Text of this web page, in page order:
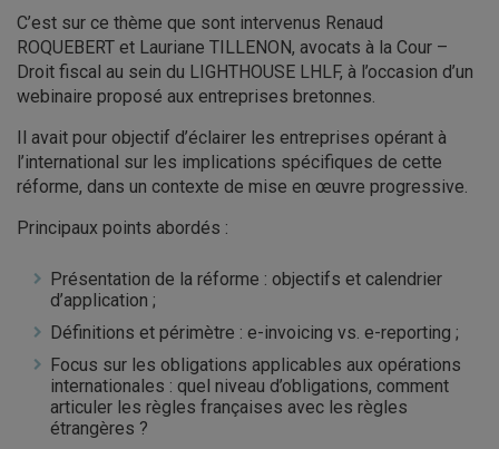
C’est sur ce thème que sont intervenus Renaud
ROQUEBERT et Lauriane TILLENON, avocats à la Cour –
Droit fiscal au sein du LIGHTHOUSE LHLF, à l’occasion d’un
webinaire proposé aux entreprises bretonnes.
Il avait pour objectif d’éclairer les entreprises opérant à
l’international sur les implications spécifiques de cette
réforme, dans un contexte de mise en œuvre progressive.
Principaux points abordés :
Présentation de la réforme : objectifs et calendrier
d’application ;
Définitions et périmètre : e-invoicing vs. e-reporting ;
Focus sur les obligations applicables aux opérations
internationales : quel niveau d’obligations, comment
articuler les règles françaises avec les règles
étrangères ?